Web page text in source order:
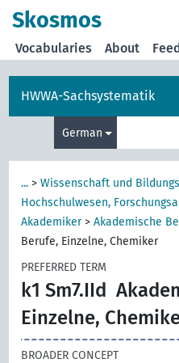
Skosmos
Vocabularies About
HWWA-Sachsystematik
German
... >Wissenschaft und
Hochschulwesen,
Akademiker>Akademische
Berufe, Einzelne, Chemiker
PREFERRED TERM
k1 Sm7.IId
Einzelne,
BROADER CONCEPT